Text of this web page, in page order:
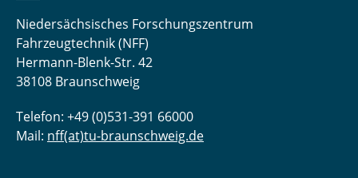
Niedersächsisches Forschungszentrum
Fahrzeugtechnik (NFF)
Hermann-Blenk-Str. 42
38108 Braunschweig
Telefon: +49 (0)531-391 66000
Mail: nff(at)tu-braunschweig.de